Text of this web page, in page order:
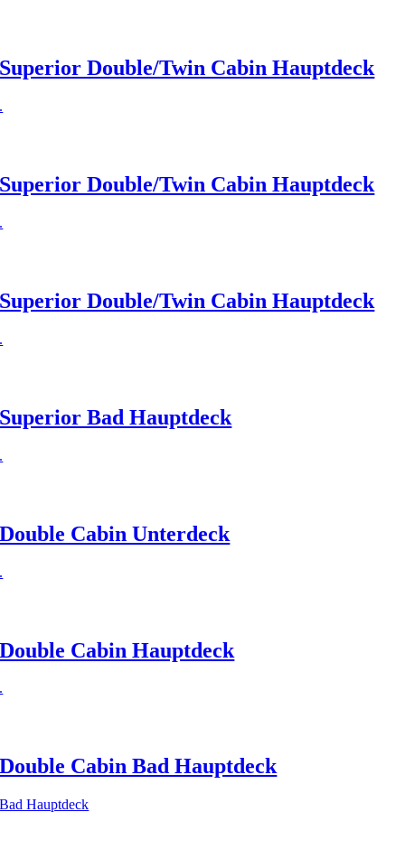
Superior Double/Twin Cabin Hauptdeck
.
Superior Double/Twin Cabin Hauptdeck
.
Superior Double/Twin Cabin Hauptdeck
.
Superior Bad Hauptdeck
.
Double Cabin Unterdeck
.
Double Cabin Hauptdeck
.
Double Cabin Bad Hauptdeck
Bad Hauptdeck